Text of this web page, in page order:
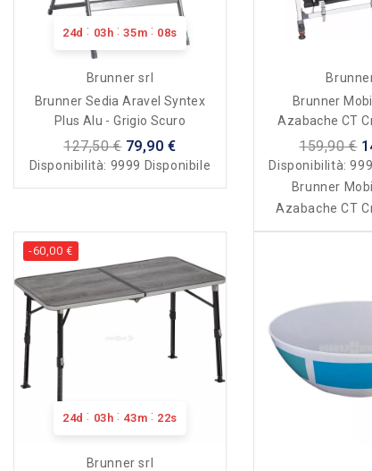
24d : 03 h :35m : 08s
Brunner srl
Brunner Sedia Aravel Syntex
Plus Alu - Grigio Scuro
127,50 € 79,90 €
Disponibilità: 9999 Disponibile
Brunner
Azabache CT
159,90 €
Disponibilità:
Brunner
Azabache CT
24d : 03 h : 43m : 22s
-60,00 €
Brunner srl